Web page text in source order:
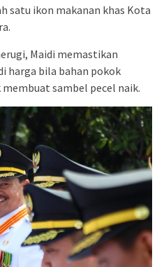
satu ikon makanan khas Kota
Maidi memastikan
harga bila bahan pokok
sambel pecel naik.